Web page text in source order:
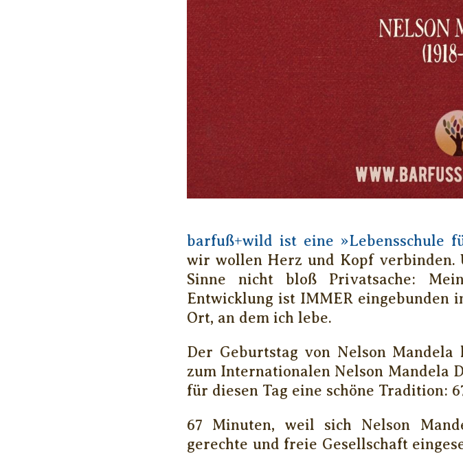
barfuß+wild ist eine »Lebensschule
wir wollen Herz und Kopf verbinden.
Sinne nicht bloß Privatsache:
Entwicklung ist IMMER eingebunden
Ort, an dem ich lebe.
Der Geburtstag von Nelson
zum Internationalen Nelson Mandela
für diesen Tag eine schöne Tradition:
67 Minuten, weil sich Nelson
gerechte und freie Gesellschaft